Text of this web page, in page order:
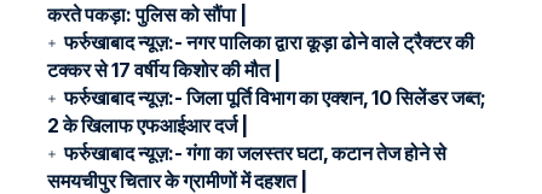
करते पकड़ा: पुलिस को सौंपा |
फर्रुखाबाद न्यूज़:- नगर पालिका द्वारा कूड़ा ढोने वाले ट्रैक्टर की
टक्कर से 17 वर्षीय किशोर की मौत |
फर्रुखाबाद न्यूज़:- जिला पूर्ति विभाग का एक्शन, 10 सिलेंडर जब्त;
2 के खिलाफ एफआईआर दर्ज |
फर्रुखाबाद न्यूज़:- गंगा का जलस्तर घटा, कटान तेज होने से
समयचीपुर चितार के ग्रामीणों में दहशत |